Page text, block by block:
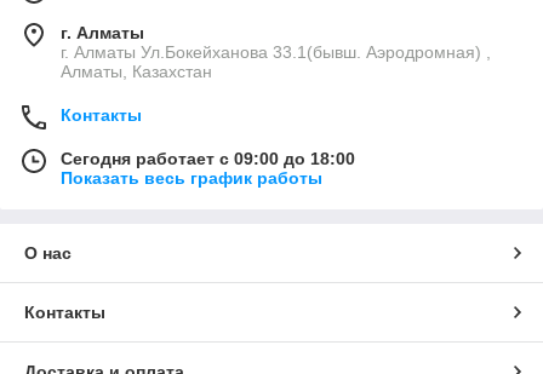
г. Алматы
г. Алматы Ул.Бокейханова 33.1(бывш. Аэродромная) ,
Алматы, Казахстан
Контакты
Сегодня работает с 09:00 до 18:00
Показать весь график работы
О нас
Контакты